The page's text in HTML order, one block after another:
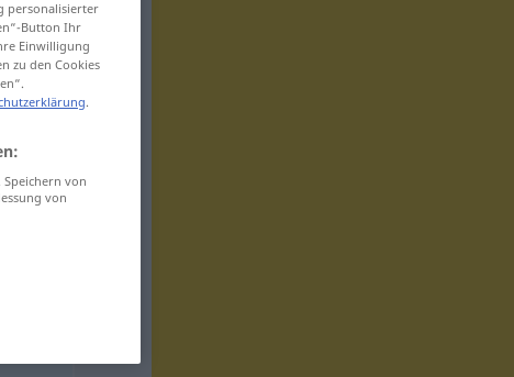
personalisierter
Button Ihr
Einwilligung
zu den Cookies
.
von
von